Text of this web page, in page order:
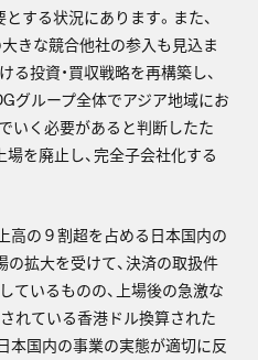
する状況にあります。また、
きな競合他社の参入も見込ま
る投資・買収戦略を再構築し、
グループ全体でアジア地域にお
いく必要があると判断したた
を廃止し、完全子会社化する
高の９割超を占める日本国内の
の拡大を受けて、決済の取扱件
ているものの、上場後の急激な
れている香港ドル換算された
本国内の事業の実態が適切に反